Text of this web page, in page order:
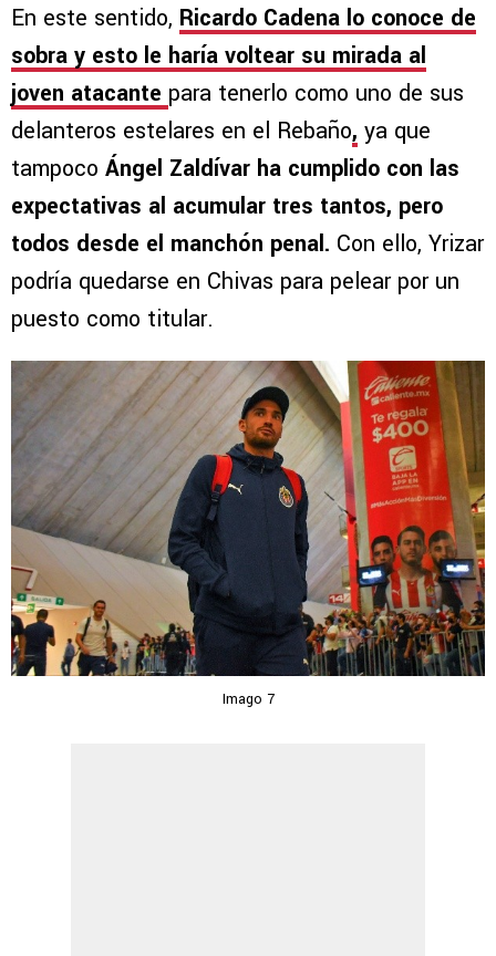
En este sentido, Ricardo Cadena lo conoce de
sobra y esto le haría voltear su mirada al
joven atacante para tenerlo como uno de sus
delanteros estelares en el Rebaño, ya que
tampoco Ángel Zaldívar ha cumplido con las
expectativas al acumular tres tantos, pero
todos desde el manchón penal. Con ello, Yrizar
podría quedarse en Chivas para pelear por un
puesto como titular.
Imago 7